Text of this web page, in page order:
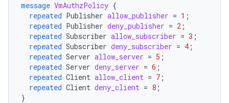
message VmAuthzPolicy {
repeated Publisher allow_publisher = 1 ;
repeated Publisher deny_publisher = 2 ;
repeated Subscriber allow_subscriber = 3 ;
repeated Subscriber deny_subscriber = 4 ;
repeated Server allow_server = 5 ;
repeated Server deny_server = 6 ;
repeated Client allow_client = 7 ;
repeated Client deny_client = 8 ;
}